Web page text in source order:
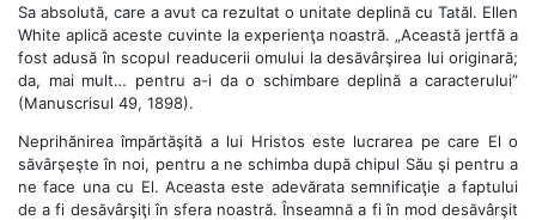
Sa absolută, care a avut ca rezultat o unitate deplină cu Tatăl. Ellen
White aplică aceste cuvinte la experienţa noastră. „Această jertfă a
fost adusă în scopul readucerii omului la desăvârşirea lui originară;
da, mai mult… pentru a-i da o schimbare deplină a caracterului”
(Manuscrisul 49, 1898).
Neprihănirea împărtăşită a lui Hristos este lucrarea pe care El o
săvârşeşte în noi, pentru a ne schimba după chipul Său şi pentru a
ne face una cu El. Aceasta este adevărata semnificaţie a faptului
de a fi desăvârşiţi în sfera noastră. Înseamnă a fi în mod desăvârşit